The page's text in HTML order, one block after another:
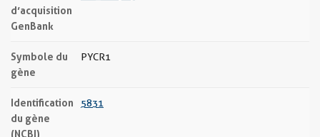
d’acquisition
GenBank
Symbole du
gène
PYCR1
Identification
du gène
(NCBI)
5831